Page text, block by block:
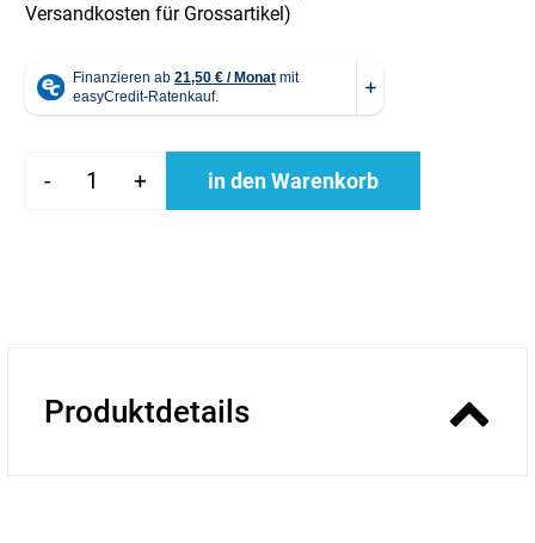
Versandkosten für Grossartikel)
- + in den Warenkorb
Produktdetails